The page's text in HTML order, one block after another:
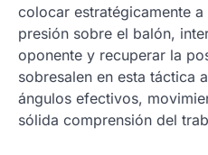
colocar estratégicamente
presión sobre el balón,
oponente y recuperar la
sobresalen en esta táctica
ángulos efectivos,
sólida comprensión del